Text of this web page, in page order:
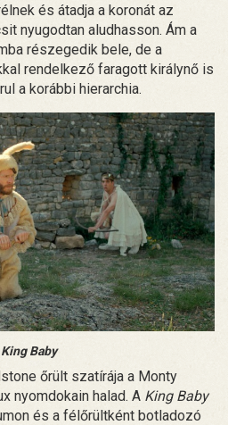
és átadja a koronát az
nyugodtan aludhasson. Ám a
részegedik bele, de a
rendelkező faragott királynő is
a korábbi hierarchia.
King Baby
őrült szatírája a Monty
nyomdokain halad. A King Baby
és a félőrültként botladozó